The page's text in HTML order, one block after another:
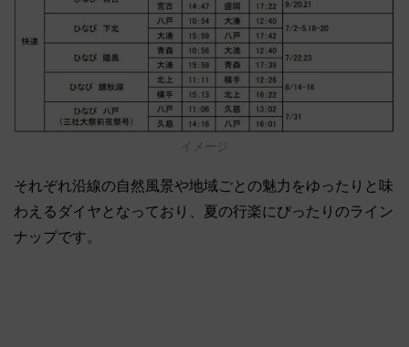
イメージ
それぞれ沿線の自然風景や地域ごとの魅力をゆったりと味
わえるダイヤとなっており、夏の行楽にぴったりのライン
ナップです。